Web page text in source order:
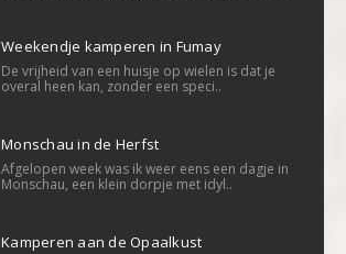
Weekendje kamperen in Fumay
De vrijheid van een huisje op wielen is dat je
overal heen kan, zonder een speci..
Monschau in de Herfst
Afgelopen week was ik weer eens een dagje in
Monschau, een klein dorpje met idyl..
Kamperen aan de Opaalkust